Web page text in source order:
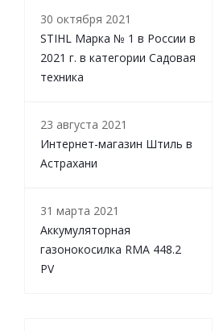
30 октября 2021
STIHL Марка № 1 в России в
2021 г. в категории Садовая
техника
23 августа 2021
Интернет-магазин Штиль в
Астрахани
31 марта 2021
Аккумуляторная
газонокосилка RMA 448.2
PV